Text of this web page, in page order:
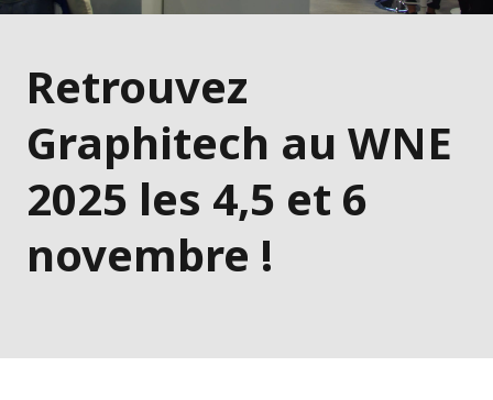
Retrouvez
Graphitech au WNE
2025 les 4,5 et 6
novembre !